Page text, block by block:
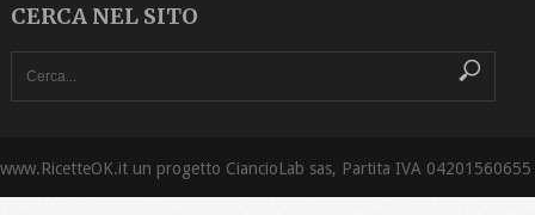
CERCA NEL SITO
www.RicetteOK.it un progetto CiancioLab sas, Partita IVA 04201560655